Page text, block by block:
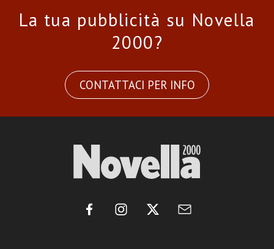
La tua pubblicità su Novella
2000?
CONTATTACI PER INFO